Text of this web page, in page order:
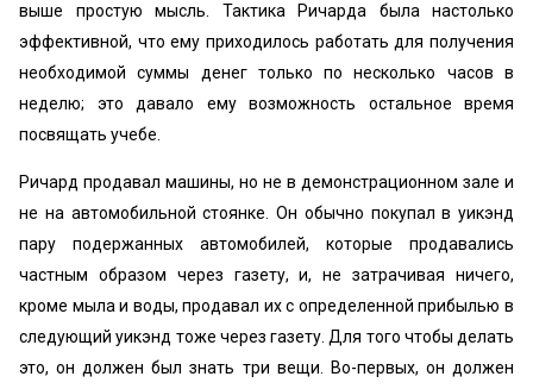
выше простую мысль. Тактика Ричарда была настолько
эффективной, что ему приходилось работать для получения
необходимой суммы денег только по несколько часов в
неделю; это давало ему возможность остальное время
посвящать учебе.
Ричард продавал машины, но не в демонстрационном зале и
не на автомобильной стоянке. Он обычно покупал в уикэнд
пару подержанных автомобилей, которые продавались
частным образом через газету, и, не затрачивая ничего,
кроме мыла и воды, продавал их с определенной прибылью в
следующий уикэнд тоже через газету. Для того чтобы делать
это, он должен был знать три вещи. Во-первых, он должен